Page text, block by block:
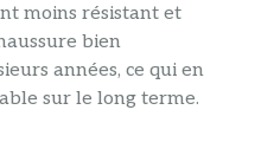
moins résistant et
bien
années, ce qui en
sur le long terme.